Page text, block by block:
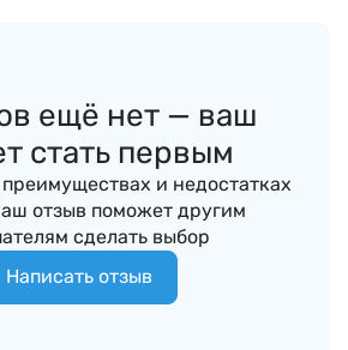
ещё нет — ваш
стать первым
и недостатках
отзыв поможет другим
сделать выбор
Написать отзыв